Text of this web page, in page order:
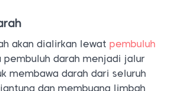
akan dialirkan lewat pembuluh
pembuluh darah menjadi jalur
membawa darah dari seluruh
dan membuang limbah